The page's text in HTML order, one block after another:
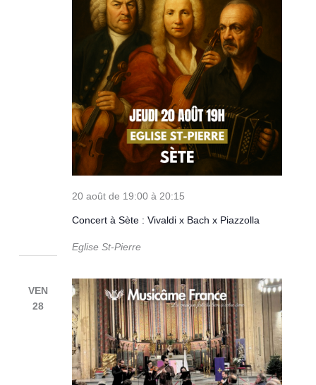
Concert à Sète : Vivaldi x Bach x Piazzolla
20 août de 19:00 à20:15
Eglise St-Pierre
VEN
28